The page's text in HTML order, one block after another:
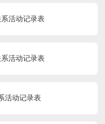
活动记录表
活动记录表
活动记录表